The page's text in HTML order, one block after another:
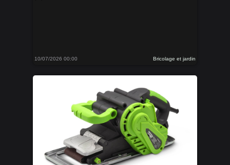
10/07/2026 00:00 Bricolage et jardin